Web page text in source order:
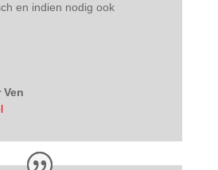
en indien nodig ook